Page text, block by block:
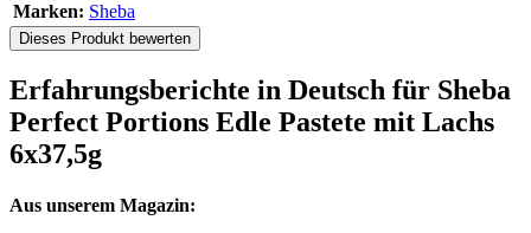
Marken: Sheba
Dieses Produkt bewerten
Erfahrungsberichte in Deutsch für Sheba
Perfect Portions Edle Pastete mit Lachs
6x37,5g
Aus unserem Magazin: